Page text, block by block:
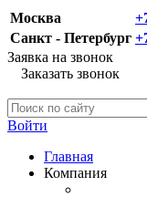
Москва
Санкт - Петербург
Заявка на звонок
Заказать звонок
Войти
Главная
Компания